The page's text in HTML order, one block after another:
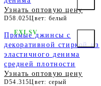
Узнать оптовую цену
D58.025Цвет: белый
Прямые джинсы с
декоративной стиркой из
эластичного денима
средней плотности
Узнать оптовую цену
D54.315Цвет: серый
EXLSV